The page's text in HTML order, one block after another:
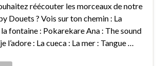
réécouter les morceaux de notre
Douets ? Vois sur ton chemin : La
fontaine : Pokarekare Ana : The sound
l’adore : La cueca : La mer : Tangue …